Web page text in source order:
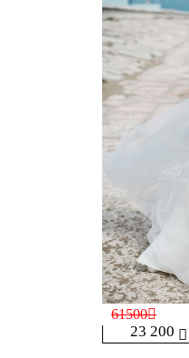
23 200
61500